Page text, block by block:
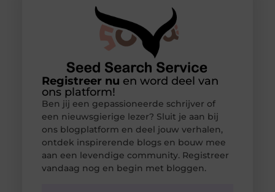
Registreer nu en word deel van
ons platform!
Ben jij een gepassioneerde schrijver of
een nieuwsgierige lezer? Sluit je aan bij
ons blogplatform en deel jouw verhalen,
ontdek inspirerende blogs en bouw mee
aan een levendige community. Registreer
vandaag nog en begin met bloggen.